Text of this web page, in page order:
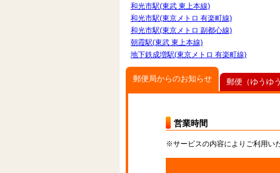
和光市駅(東武 東上本線)
和光市駅(東京メトロ 有楽町線)
和光市駅(東京メトロ 副都心線)
朝霞駅(東武 東上本線)
地下鉄成増駅(東京メトロ 有楽町線)
郵便局からのお知らせ
営業時間
※サービスの内容によりご利用い
郵便（ゆうゆ